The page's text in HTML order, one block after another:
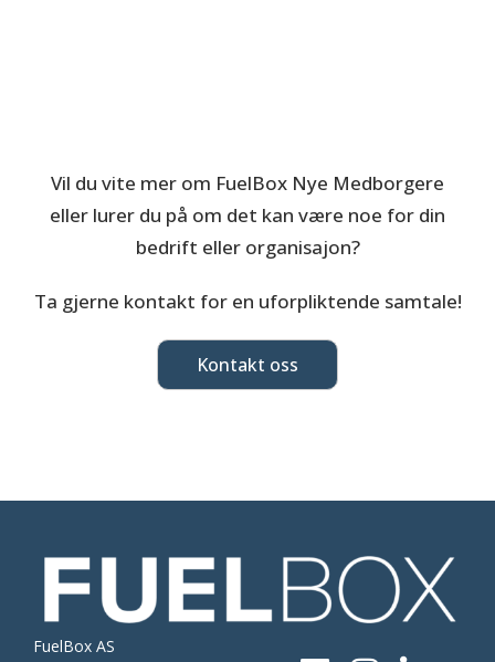
Vil du vite mer om FuelBox Nye Medborgere
eller lurer du på om det kan være noe for din
bedrift eller organisajon?
Ta gjerne kontakt for en uforpliktende samtale!
Kontakt oss
FuelBox AS